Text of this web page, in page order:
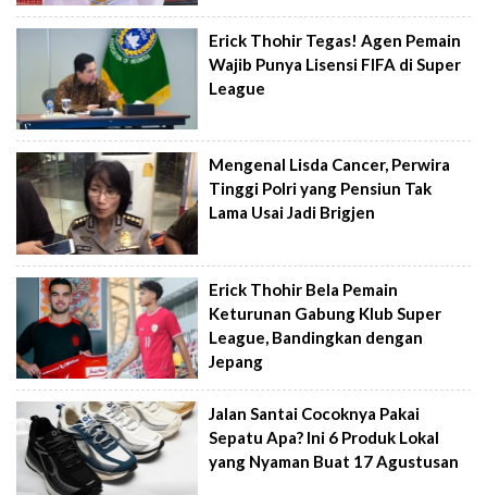
Erick Thohir Tegas! Agen Pemain
Wajib Punya Lisensi FIFA di Super
League
Mengenal Lisda Cancer, Perwira
Tinggi Polri yang Pensiun Tak
Lama Usai Jadi Brigjen
Erick Thohir Bela Pemain
Keturunan Gabung Klub Super
League, Bandingkan dengan
Jepang
Jalan Santai Cocoknya Pakai
Sepatu Apa? Ini 6 Produk Lokal
yang Nyaman Buat 17 Agustusan